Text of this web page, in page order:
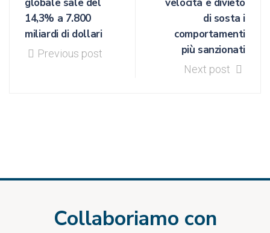
14,3% a 7.800
miliardi di dollari
Previous post
di sosta i
comportamenti
più sanzionati
Next post
Collaboriamo con